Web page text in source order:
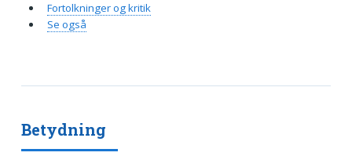
Betydning
Fortolkninger og kritik
Se også